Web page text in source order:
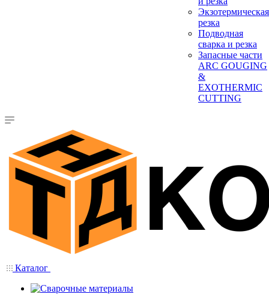
Экзотермическая
резка
Подводная
сварка и резка
Запасные части
ARC GOUGING
&
EXOTHERMIC
CUTTING
Каталог